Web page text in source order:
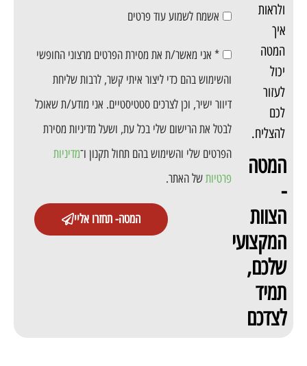
אשמח לשמוע עוד פרטים
* אני מאשר/ת את מסירת הפרטים מרצוני החופשי
והשימוש בהם כדי ליצור איתי קשר, לרבות שליחת
דיוור ישיר, וכן לצרכים סטטיסטיים. אני מודע/ת שאוכל
לבטל את הרישום שלי בכל עת, ושעל מדיניות מסירת
הפרטים שלי והשימוש בהם תחול תקנון ו־מדיניות
פרטיותשל האתר.
המטה- תחזרו אליי
ולראות
איך
המטה
יכול
לעזור
לכם
להצליח.
המטה
-
הצוות
המקצועי
שלכם,
תמיד
לצדכם